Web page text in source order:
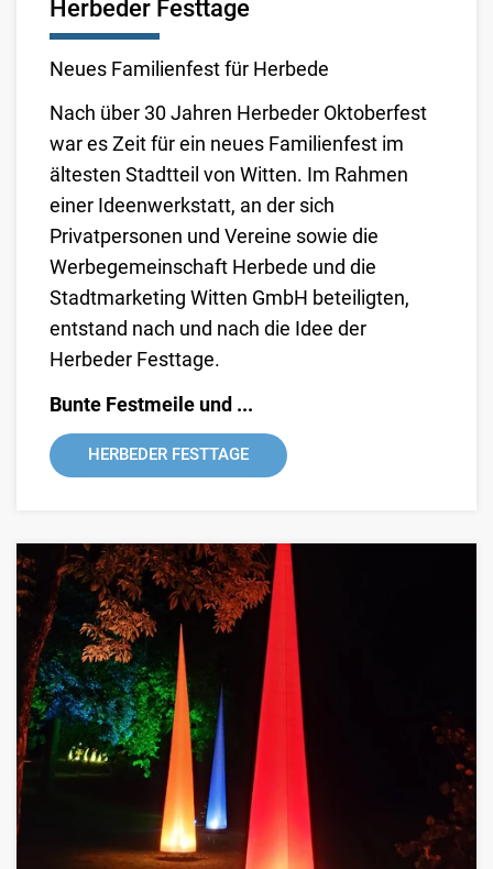
Herbeder Festtage
Neues Familienfest für Herbede
Nach über 30 Jahren Herbeder Oktoberfest
war es Zeit für ein neues Familienfest im
ältesten Stadtteil von Witten. Im Rahmen
einer Ideenwerkstatt, an der sich
Privatpersonen und Vereine sowie die
Werbegemeinschaft Herbede und die
Stadtmarketing Witten GmbH beteiligten,
entstand nach und nach die Idee der
Herbeder Festtage.
Bunte Festmeile und ...
HERBEDER FESTTAGE